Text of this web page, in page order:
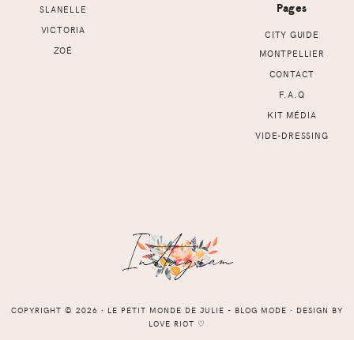
SLANELLE
VICTORIA
ZOÉ
Pages
CITY GUIDE
MONTPELLIER
CONTACT
F.A.Q
KIT MÉDIA
VIDE-DRESSING
COPYRIGHT © 2026 ⸱ LE PETIT MONDE DE JULIE - BLOG MODE ⸱ DESIGN BY
LOVE RIOT ♡